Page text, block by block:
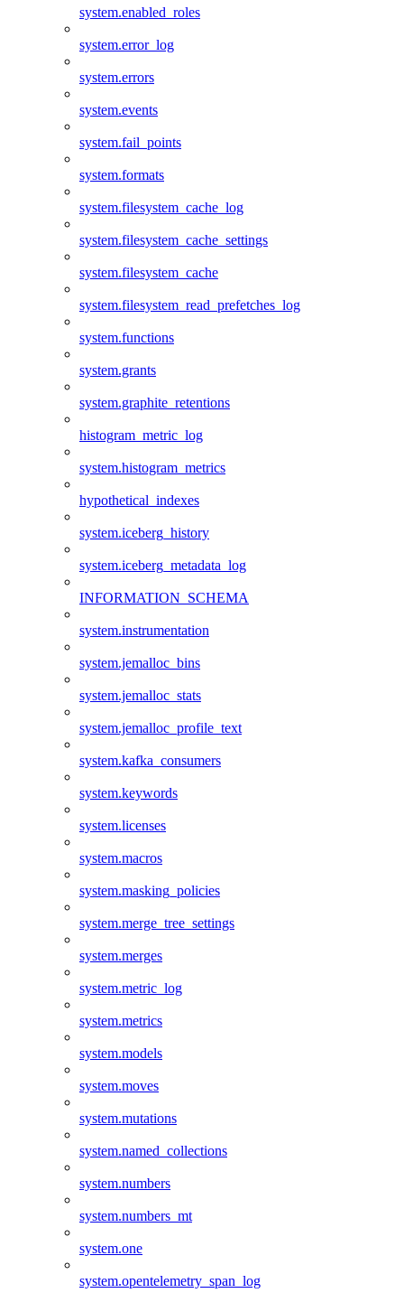
system.enabled_roles
system.error_log
system.errors
system.events
system.fail_points
system.formats
system.filesystem_cache_log
system.filesystem_cache_settings
system.filesystem_cache
system.filesystem_read_prefetches_log
system.functions
system.grants
system.graphite_retentions
histogram_metric_log
system.histogram_metrics
hypothetical_indexes
system.iceberg_history
system.iceberg_metadata_log
INFORMATION_SCHEMA
system.instrumentation
system.jemalloc_bins
system.jemalloc_stats
system.jemalloc_profile_text
system.kafka_consumers
system.keywords
system.licenses
system.macros
system.masking_policies
system.merge_tree_settings
system.merges
system.metric_log
system.metrics
system.models
system.moves
system.mutations
system.named_collections
system.numbers
system.numbers_mt
system.one
system.opentelemetry_span_log